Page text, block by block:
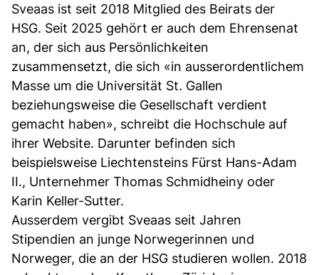
Sveaas ist seit 2018 Mitglied des Beirats der
HSG. Seit 2025 gehört er auch dem Ehrensenat
an, der sich aus Persönlichkeiten
zusammensetzt, die sich «in ausserordentlichem
Masse um die Universität St. Gallen
beziehungsweise die Gesellschaft verdient
gemacht haben», schreibt die Hochschule auf
ihrer Website. Darunter befinden sich
beispielsweise Liechtensteins Fürst Hans-Adam
II., Unternehmer Thomas Schmidheiny oder
Karin Keller-Sutter.
Ausserdem vergibt Sveaas seit Jahren
Stipendien an junge Norwegerinnen und
Norweger, die an der HSG studieren wollen. 2018